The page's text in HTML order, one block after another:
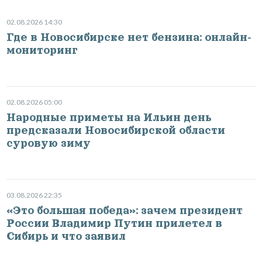
02.08.2026 14:30
Где в Новосибирске нет бензина: онлайн-
мониторинг
02.08.2026 05:00
Народные приметы на Ильин день
предсказали Новосибирской области
суровую зиму
03.08.2026 22:35
«Это большая победа»: зачем президент
России Владимир Путин прилетел в
Сибирь и что заявил